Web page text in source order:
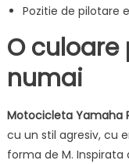
Pozitie de pilotare
O culoare
numai
Motocicleta Yamaha
cu un stil agresiv, cu
forma de M. Inspirata